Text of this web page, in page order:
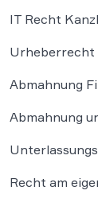
IT Recht
Urheberrecht
Abmahnung
Abmahnung
Recht am